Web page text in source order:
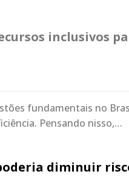
inclusivos
fundamentais no
Pensando nisso,…
diminuir